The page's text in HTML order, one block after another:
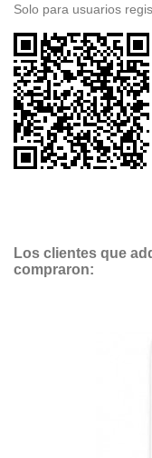
Solo para usuarios
Los clientes que
compraron: